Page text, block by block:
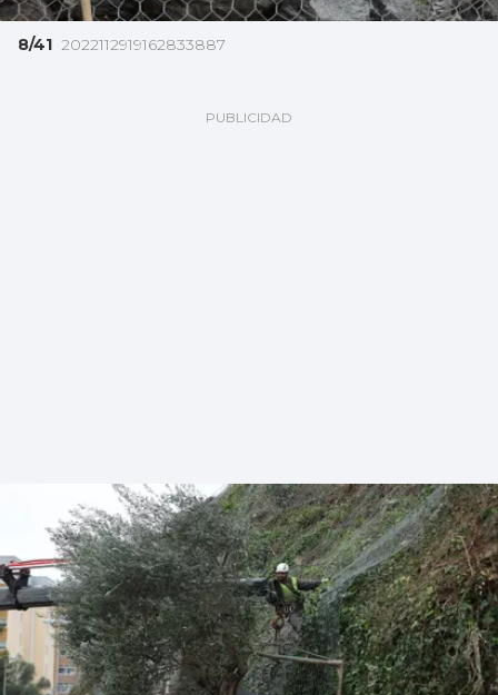
8/41 2022112919162833887